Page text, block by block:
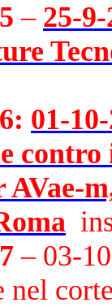
– 25-
01-
AVae-
– 03-
nel